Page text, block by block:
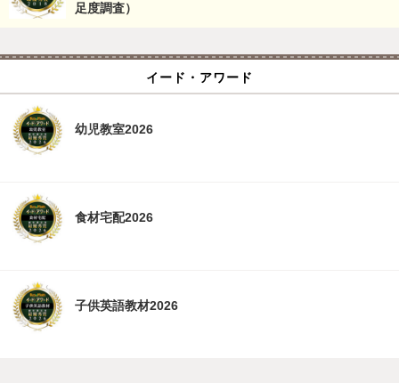
足度調査）
イード・アワード
幼児教室2026
食材宅配2026
子供英語教材2026